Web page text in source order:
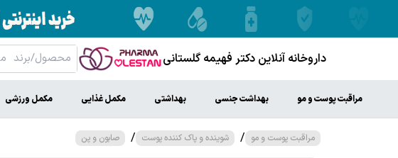
داروخانه آنلاین دکتر فهیمه گلستانی
مراقبت پوست و مو بهداشت جنسی بهداشتی مکمل غذایی مکمل ورزشی
مراقبت پوست و مو / شوینده و پاک کننده پوست / صابون و پن